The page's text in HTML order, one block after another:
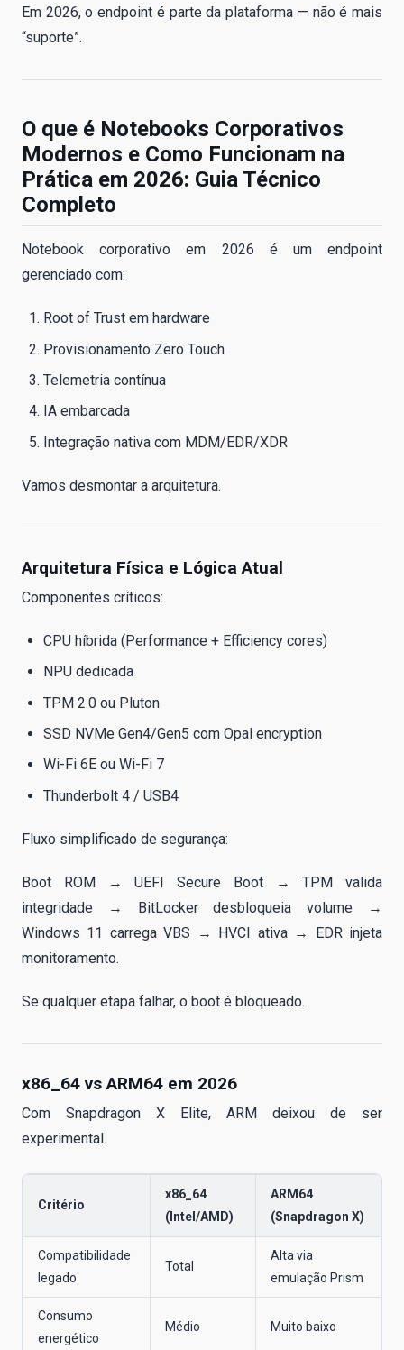
Em 2026, o endpoint é parte da plataforma — não é mais
“suporte”.
O que é Notebooks Corporativos
Modernos e Como Funcionam na
Prática em 2026: Guia Técnico
Completo
Notebook corporativo em 2026 é um endpoint
gerenciado com:
Root of Trust em hardware
Provisionamento Zero Touch
Telemetria contínua
IA embarcada
Integração nativa com MDM/EDR/XDR
Vamos desmontar a arquitetura.
Arquitetura Física e Lógica Atual
Componentes críticos:
CPU híbrida (Performance + Efficiency cores)
NPU dedicada
TPM 2.0 ou Pluton
SSD NVMe Gen4/Gen5 com Opal encryption
Wi-Fi 6E ou Wi-Fi 7
Thunderbolt 4 / USB4
Fluxo simplificado de segurança:
Boot ROM → UEFI Secure Boot → TPM valida
integridade → BitLocker desbloqueia volume →
Windows 11 carrega VBS → HVCI ativa → EDR injeta
monitoramento.
Se qualquer etapa falhar, o boot é bloqueado.
x86_64 vs ARM64 em 2026
Com Snapdragon X Elite, ARM deixou de ser
experimental.
Critério
x86_64
(Intel/AMD)
ARM64
(Snapdragon X)
Compatibilidade
legado
Total
Alta via
emulação Prism
Consumo
energético
Médio Muito baixo